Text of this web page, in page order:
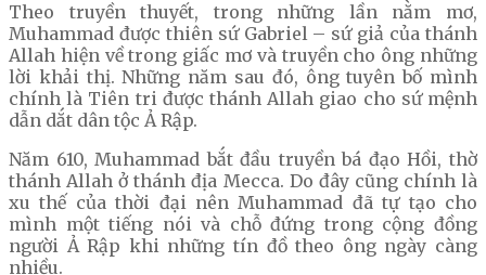
Theo truyền thuyết, trong những lần nằm mơ,
Muhammad được thiên sứ Gabriel – sứ giả của thánh
Allah hiện về trong giấc mơ và truyền cho ông những
lời khải thị. Những năm sau đó, ông tuyên bố mình
chính là Tiên tri được thánh Allah giao cho sứ mệnh
dẫn dắt dân tộc Ả Rập.
Năm 610, Muhammad bắt đầu truyền bá đạo Hồi, thờ
thánh Allah ở thánh địa Mecca. Do đây cũng chính là
xu thế của thời đại nên Muhammad đã tự tạo cho
mình một tiếng nói và chỗ đứng trong cộng đồng
người Ả Rập khi những tín đồ theo ông ngày càng
nhiều.